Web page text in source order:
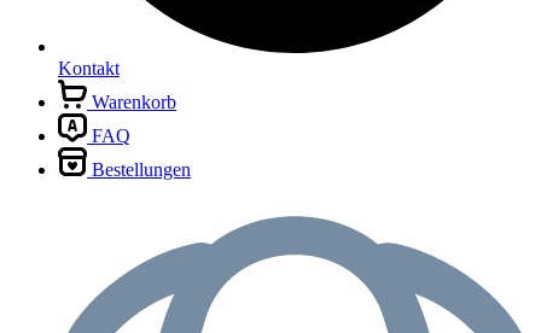
Kontakt
Warenkorb
FAQ
Bestellungen